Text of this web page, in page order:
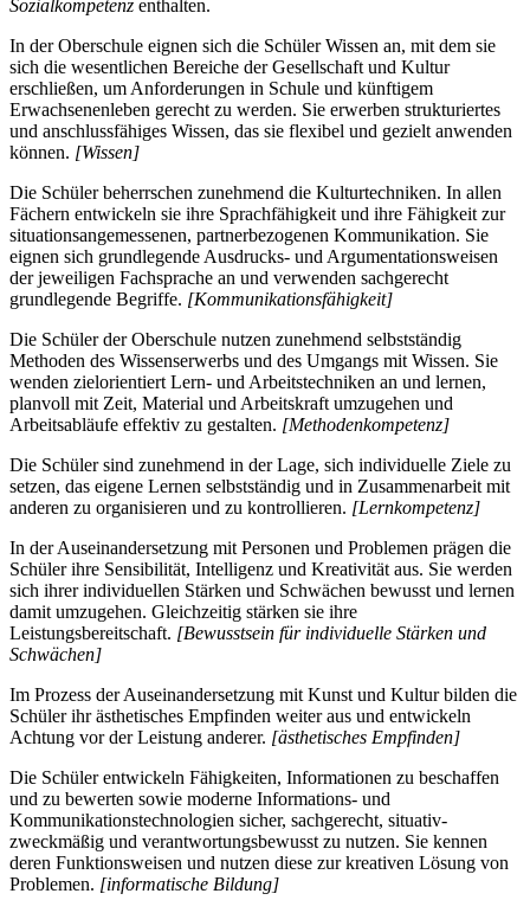
Sozialkompetenz enthalten.
In der Oberschule eignen sich die Schüler Wissen an, mit dem sie
sich die wesentlichen Bereiche der Gesellschaft und Kultur
erschließen, um Anforderungen in Schule und künftigem
Erwachsenenleben gerecht zu werden. Sie erwerben strukturiertes
und anschlussfähiges Wissen, das sie flexibel und gezielt anwenden
können. [Wissen]
Die Schüler beherrschen zunehmend die Kulturtechniken. In allen
Fächern entwickeln sie ihre Sprachfähigkeit und ihre Fähigkeit zur
situationsangemessenen, partnerbezogenen Kommunikation. Sie
eignen sich grundlegende Ausdrucks- und Argumentationsweisen
der jeweiligen Fachsprache an und verwenden sachgerecht
grundlegende Begriffe. [Kommunikationsfähigkeit]
Die Schüler der Oberschule nutzen zunehmend selbstständig
Methoden des Wissenserwerbs und des Umgangs mit Wissen. Sie
wenden zielorientiert Lern- und Arbeitstechniken an und lernen,
planvoll mit Zeit, Material und Arbeitskraft umzugehen und
Arbeitsabläufe effektiv zu gestalten. [Methodenkompetenz]
Die Schüler sind zunehmend in der Lage, sich individuelle Ziele zu
setzen, das eigene Lernen selbstständig und in Zusammenarbeit mit
anderen zu organisieren und zu kontrollieren. [Lernkompetenz]
In der Auseinandersetzung mit Personen und Problemen prägen die
Schüler ihre Sensibilität, Intelligenz und Kreativität aus. Sie werden
sich ihrer individuellen Stärken und Schwächen bewusst und lernen
damit umzugehen. Gleichzeitig stärken sie ihre
Leistungsbereitschaft. [Bewusstsein für individuelle Stärken und
Schwächen]
Im Prozess der Auseinandersetzung mit Kunst und Kultur bilden die
Schüler ihr ästhetisches Empfinden weiter aus und entwickeln
Achtung vor der Leistung anderer. [ästhetisches Empfinden]
Die Schüler entwickeln Fähigkeiten, Informationen zu beschaffen
und zu bewerten sowie moderne Informations- und
Kommunikationstechnologien sicher, sachgerecht, situativ-
zweckmäßig und verantwortungsbewusst zu nutzen. Sie kennen
deren Funktionsweisen und nutzen diese zur kreativen Lösung von
Problemen. [informatische Bildung]